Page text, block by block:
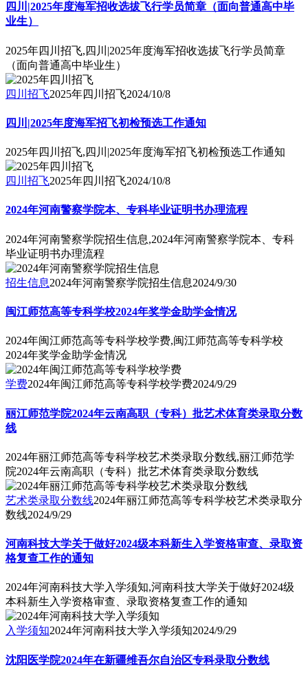
四川|2025年度海军招收选拔飞行学员简章（面向普通高中毕
业生）
2025年四川招飞,四川|2025年度海军招收选拔飞行学员简章
（面向普通高中毕业生）
四川招飞2025年四川招飞2024/10/8
四川|2025年度海军招飞初检预选工作通知
2025年四川招飞,四川|2025年度海军招飞初检预选工作通知
四川招飞2025年四川招飞2024/10/8
2024年河南警察学院本、专科毕业证明书办理流程
2024年河南警察学院招生信息,2024年河南警察学院本、专科
毕业证明书办理流程
招生信息2024年河南警察学院招生信息2024/9/30
闽江师范高等专科学校2024年奖学金助学金情况
2024年闽江师范高等专科学校学费,闽江师范高等专科学校
2024年奖学金助学金情况
学费2024年闽江师范高等专科学校学费2024/9/29
丽江师范学院2024年云南高职（专科）批艺术体育类录取分数
线
2024年丽江师范高等专科学校艺术类录取分数线,丽江师范学
院2024年云南高职（专科）批艺术体育类录取分数线
艺术类录取分数线2024年丽江师范高等专科学校艺术类录取分
数线2024/9/29
河南科技大学关于做好2024级本科新生入学资格审查、录取资
格复查工作的通知
2024年河南科技大学入学须知,河南科技大学关于做好2024级
本科新生入学资格审查、录取资格复查工作的通知
入学须知2024年河南科技大学入学须知2024/9/29
沈阳医学院2024年在新疆维吾尔自治区专科录取分数线